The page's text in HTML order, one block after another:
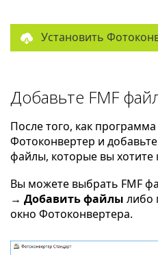
Установить
Добавьте FMF
После того, как
Фотоконвертер и
файлы, которые вы хотите
Вы можете выбрать FMF
→ Добавить файлы либо
окно Фотоконвертера.